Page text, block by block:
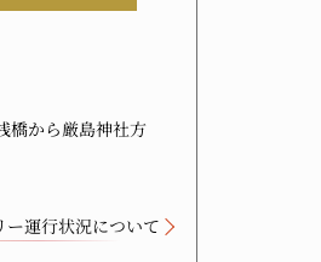
橋から厳島神社方
ー運行状況について